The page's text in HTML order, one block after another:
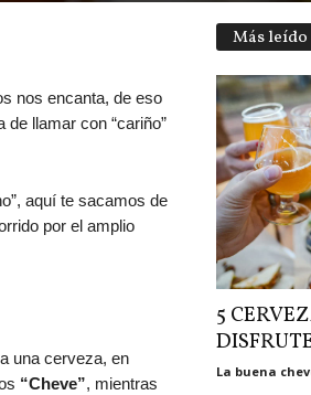
nos encanta, de eso
llamar con “cariño”
aquí te sacamos de
por el amplio
una cerveza, en
“Cheve”, mientras
Más leído
5
La buena